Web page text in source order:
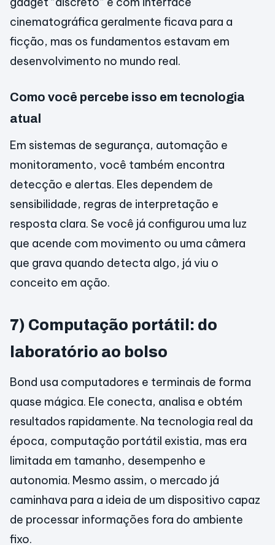
cinematográfica geralmente ficava para a
ficção, mas os fundamentos estavam em
desenvolvimento no mundo real.
Como você percebe isso em tecnologia
atual
Em sistemas de segurança, automação e
monitoramento, você também encontra
detecção e alertas. Eles dependem de
sensibilidade, regras de interpretação e
resposta clara. Se você já configurou uma luz
que acende com movimento ou uma câmera
que grava quando detecta algo, já viu o
conceito em ação.
7) Computação portátil: do
laboratório ao bolso
Bond usa computadores e terminais de forma
quase mágica. Ele conecta, analisa e obtém
resultados rapidamente. Na tecnologia real da
época, computação portátil existia, mas era
limitada em tamanho, desempenho e
autonomia. Mesmo assim, o mercado já
caminhava para a ideia de um dispositivo capaz
de processar informações fora do ambiente
fixo.